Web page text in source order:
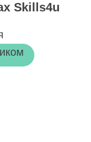
Skills4u